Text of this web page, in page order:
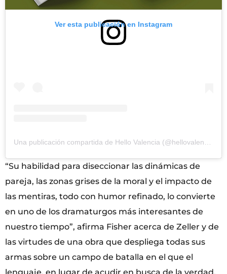
Ver esta publicación en Instagram
Una publicación compartida de Hello Valencia (@hellovalencia)
“Su habilidad para diseccionar las dinámicas de
pareja, las zonas grises de la moral y el impacto de
las mentiras, todo con humor refinado, lo convierte
en uno de los dramaturgos más interesantes de
nuestro tiempo”, afirma Fisher acerca de Zeller y de
las virtudes de una obra que despliega todas sus
armas sobre un campo de batalla en el que el